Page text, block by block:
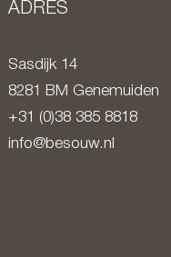
ADRES
Sasdijk 14
8281 BM Genemuiden
+31 (0)38 385 8818
info@besouw.nl